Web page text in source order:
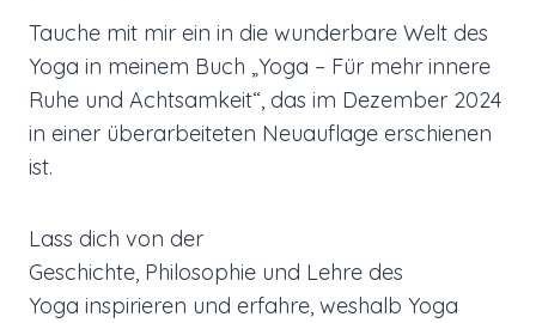
Tauche mit mir ein in die wunderbare Welt des
Yoga in meinem Buch „Yoga – Für mehr innere
Ruhe und Achtsamkeit“, das im Dezember 2024
in einer überarbeiteten Neuauflage erschienen
ist.
Lass dich von der
Geschichte, Philosophie und Lehre des
Yoga inspirieren und erfahre, weshalb Yoga